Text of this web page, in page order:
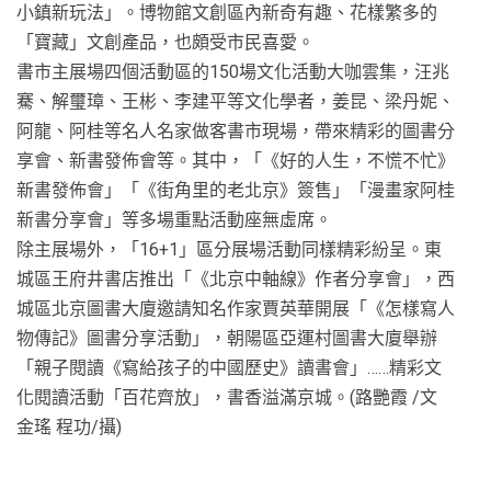
小鎮新玩法」。博物館文創區內新奇有趣、花樣繁多的
「寶藏」文創產品，也頗受市民喜愛。
書市主展場四個活動區的150場文化活動大咖雲集，汪兆
騫、解璽璋、王彬、李建平等文化學者，姜昆、梁丹妮、
阿龍、阿桂等名人名家做客書市現場，帶來精彩的圖書分
享會、新書發佈會等。其中，「《好的人生，不慌不忙》
新書發佈會」「《街角里的老北京》簽售」「漫畫家阿桂
新書分享會」等多場重點活動座無虛席。
除主展場外，「16+1」區分展場活動同樣精彩紛呈。東
城區王府井書店推出「《北京中軸線》作者分享會」，西
城區北京圖書大廈邀請知名作家賈英華開展「《怎樣寫人
物傳記》圖書分享活動」，朝陽區亞運村圖書大廈舉辦
「親子閱讀《寫給孩子的中國歷史》讀書會」……精彩文
化閱讀活動「百花齊放」，書香溢滿京城。(路艷霞 /文
金瑤 程功/攝)